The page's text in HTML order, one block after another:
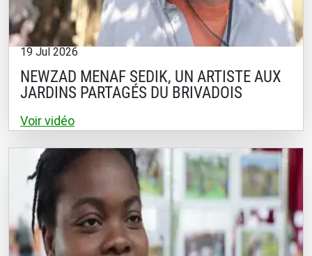
19 Jul 2026
NEWZAD MENAF SEDIK, UN ARTISTE AUX
JARDINS PARTAGÉS DU BRIVADOIS
Voir vidéo